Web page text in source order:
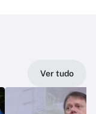
Ver tudo